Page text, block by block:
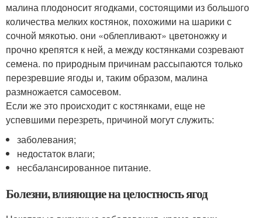
малина плодоносит ягодками, состоящими из большого
количества мелких костянок, похожими на шарики с
сочной мякотью. они «облепливают» цветоножку и
прочно крепятся к ней, а между костянками созревают
семена. по природным причинам рассыпаются только
перезревшие ягоды и, таким образом, малина
размножается самосевом.
Если же это происходит с костянками, еще не
успевшими перезреть, причиной могут служить:
заболевания;
недостаток влаги;
несбалансированное питание.
Болезни, влияющие на целостность ягод